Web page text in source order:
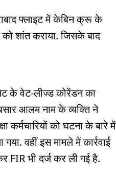
फ्लाइट में केबिन क्रू के
शांत कराया. जिसके बाद
के वेट-लीज्ड कोरेंडन का
आलम नाम के व्यक्ति ने
को घटना के बारे में
वहीं इस मामले में कार्रवाई
FIR भी दर्ज कर ली गई है.